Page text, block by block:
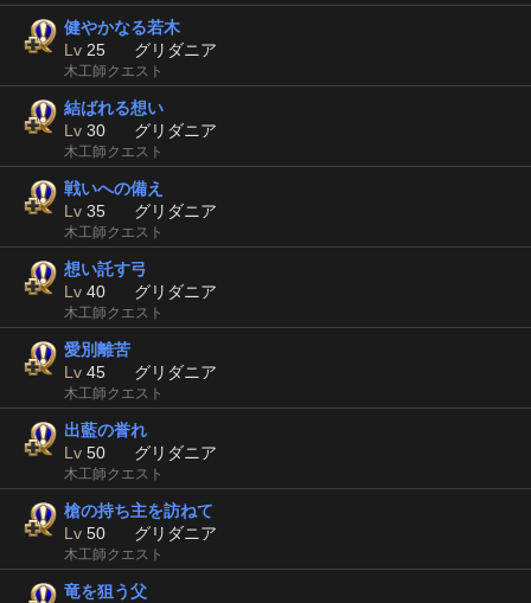
健やかなる若木
Lv 25 グリダニア
木工師クエスト
結ばれる想い
Lv 30 グリダニア
木工師クエスト
戦いへの備え
Lv 35 グリダニア
木工師クエスト
想い託す弓
Lv 40 グリダニア
木工師クエスト
愛別離苦
Lv 45 グリダニア
木工師クエスト
出藍の誉れ
Lv 50 グリダニア
木工師クエスト
槍の持ち主を訪ねて
Lv 50 グリダニア
木工師クエスト
竜を狙う父